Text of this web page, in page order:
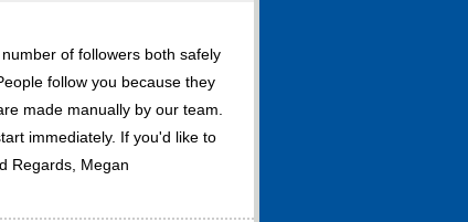
of followers both safely
follow you because they
made manually by our team.
immediately. If you'd like to
Regards, Megan